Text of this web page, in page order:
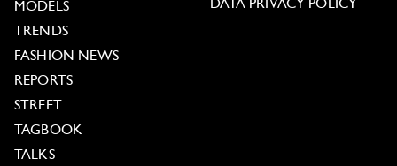
MODELS
TRENDS
FASHION NEWS
REPORTS
STREET
TAGBOOK
TALKS
DATA PRIVACY POLICY